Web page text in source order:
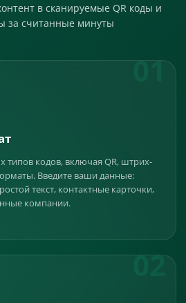
в сканируемые QR коды и
за считанные минуты
01
типов кодов, включая QR, штрих-
Введите ваши данные:
текст, контактные карточки,
компании.
02